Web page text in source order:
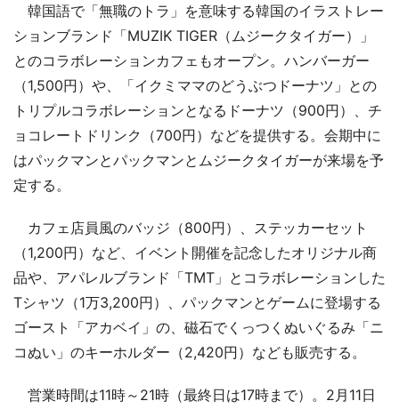
韓国語で「無職のトラ」を意味する韓国のイラストレー
ションブランド「MUZIK TIGER（ムジークタイガー）」
とのコラボレーションカフェもオープン。ハンバーガー
（1,500円）や、「イクミママのどうぶつドーナツ」との
トリプルコラボレーションとなるドーナツ（900円）、チ
ョコレートドリンク（700円）などを提供する。会期中に
はパックマンとパックマンとムジークタイガーが来場を予
定する。
カフェ店員風のバッジ（800円）、ステッカーセット
（1,200円）など、イベント開催を記念したオリジナル商
品や、アパレルブランド「TMT」とコラボレーションした
Tシャツ（1万3,200円）、パックマンとゲームに登場する
ゴースト「アカベイ」の、磁石でくっつくぬいぐるみ「ニ
コぬい」のキーホルダー（2,420円）なども販売する。
営業時間は11時～21時（最終日は17時まで）。2月11日